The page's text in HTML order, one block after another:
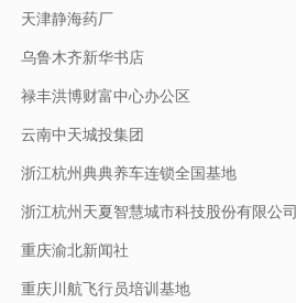
天津静海药厂
乌鲁木齐新华书店
禄丰洪博财富中心办公区
云南中天城投集团
浙江杭州典典养车连锁全国基地
浙江杭州天夏智慧城市科技股份有限公司
重庆渝北新闻社
重庆川航飞行员培训基地